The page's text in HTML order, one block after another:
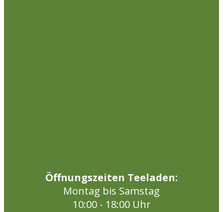
Öffnungszeiten Teeladen:
Montag bis Samstag
10:00 - 18:00 Uhr